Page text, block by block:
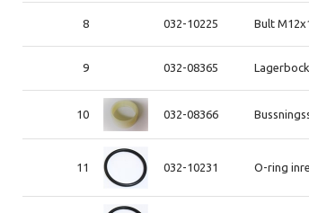
8 032-10225 Bult
9 032-08365 Lagerbock
10 032-08366
11 032-10231 O-ring